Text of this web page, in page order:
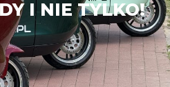
I NIE TYLKO!